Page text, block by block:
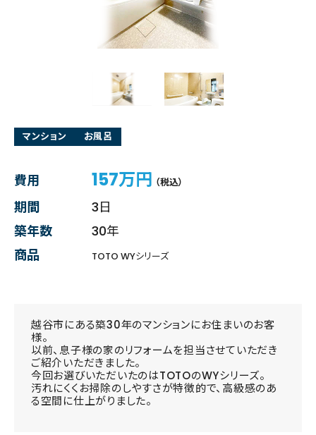
マンション お風呂
費用 157万円 （税込）
期間
3日
築年数
30年
商品
TOTO WYシリーズ
越谷市にある築30年のマンションにお住まいのお客
様。
以前、息子様の家のリフォームを担当させていただき
ご紹介いただきました。
今回お選びいただいたのはTOTOのWYシリーズ。
汚れにくくお掃除のしやすさが特徴的で、高級感のあ
る空間に仕上がりました。